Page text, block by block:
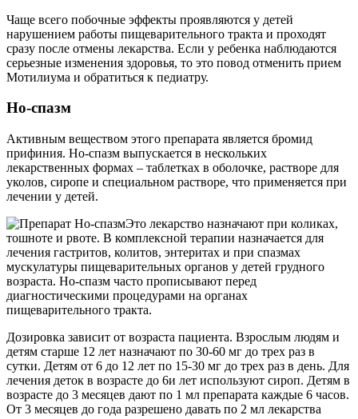
Чаще всего побочные эффекты проявляются у детей
нарушением работы пищеварительного тракта и проходят
сразу после отмены лекарства. Если у ребенка наблюдаются
серьезные изменения здоровья, то это повод отменить прием
Мотилиума и обратиться к педиатру.
Но-спазм
Активным веществом этого препарата является бромид
прифиния. Но-спазм выпускается в нескольких
лекарственных формах – таблетках в оболочке, растворе для
уколов, сиропе и специальном растворе, что применяется при
лечении у детей.
Это лекарство назначают при коликах,
тошноте и рвоте. В комплексной терапии назначается для
лечения гастритов, колитов, энтеритах и при спазмах
мускулатуры пищеварительных органов у детей грудного
возраста. Но-спазм часто прописывают перед
диагностическими процедурами на органах
пищеварительного тракта.
Дозировка зависит от возраста пациента. Взрослым людям и
детям старше 12 лет назначают по 30-60 мг до трех раз в
сутки. Детям от 6 до 12 лет по 15-30 мг до трех раз в день. Для
лечения деток в возрасте до 6и лет используют сироп. Детям в
возрасте до 3 месяцев дают по 1 мл препарата каждые 6 часов.
От 3 месяцев до года разрешено давать по 2 мл лекарства